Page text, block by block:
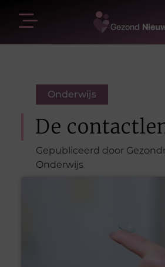
Onderwijs
De
Gepubliceerd door
Onderwijs